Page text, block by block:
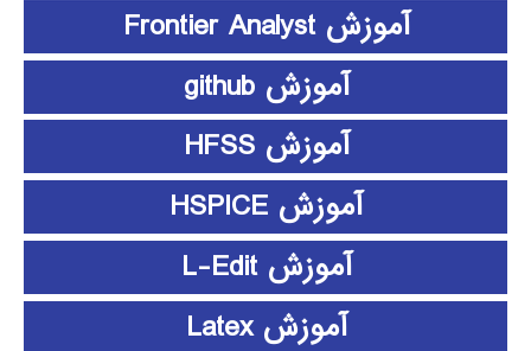
آموزش Frontier Analyst
آموزش github
آموزش HFSS
آموزش HSPICE
آموزش L-Edit
آموزش Latex